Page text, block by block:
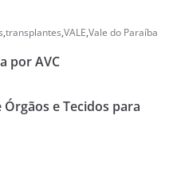
,transplantes,VALE,Vale do Paraíba
por AVC
e Tecidos para